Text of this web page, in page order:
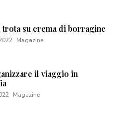
su crema di borragine
Magazine
il viaggio in
Magazine